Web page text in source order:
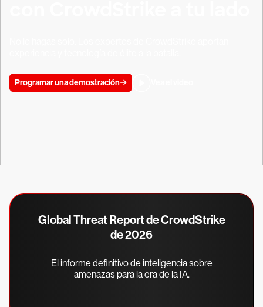
Programar una demostración
Global Threat Report de CrowdStrike
de 2026
El informe definitivo de inteligencia sobre
amenazas para la era de la IA.